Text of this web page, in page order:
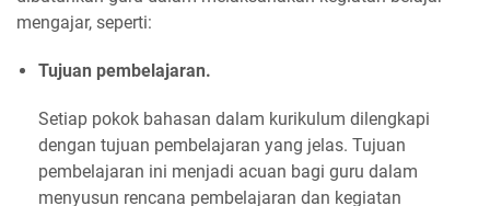
mengajar, seperti:
Tujuan pembelajaran.
Setiap pokok bahasan dalam kurikulum dilengkapi
dengan tujuan pembelajaran yang jelas. Tujuan
pembelajaran ini menjadi acuan bagi guru dalam
menyusun rencana pembelajaran dan kegiatan